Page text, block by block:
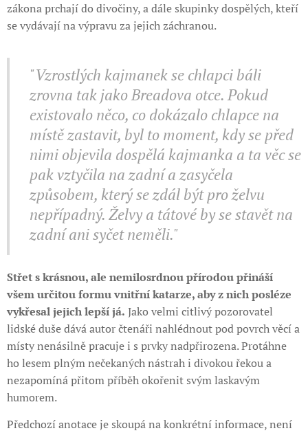
zákona prchají do divočiny, a dále skupinky dospělých, kteří
se vydávají na výpravu za jejich záchranou.
"Vzrostlých kajmanek se chlapci báli
zrovna tak jako Breadova otce. Pokud
existovalo něco, co dokázalo chlapce na
místě zastavit, byl to moment, kdy se před
nimi objevila dospělá kajmanka a ta věc se
pak vztyčila na zadní a zasyčela
způsobem, který se zdál být pro želvu
nepřípadný. Želvy a tátové by se stavět na
zadní ani syčet neměli."
Střet s krásnou, ale nemilosrdnou přírodou přináší
všem určitou formu vnitřní katarze, aby z nich posléze
vykřesal jejich lepší já. Jako velmi citlivý pozorovatel
lidské duše dává autor čtenáři nahlédnout pod povrch věcí a
místy nenásilně pracuje i s prvky nadpřirozena. Protáhne
ho lesem plným nečekaných nástrah i divokou řekou a
nezapomíná přitom příběh okořenit svým laskavým
humorem.
Předchozí anotace je skoupá na konkrétní informace, není